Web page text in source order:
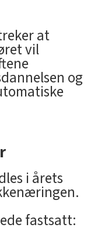
at
vil
og
i årets
fastsatt: